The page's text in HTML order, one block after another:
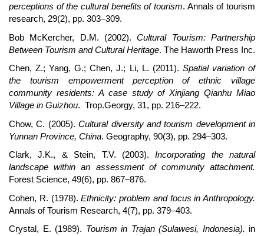
perceptions of the cultural benefits of tourism. Annals of tourism
research, 29(2), pp. 303–309.
Bob McKercher, D.M. (2002).Cultural Tourism: Partnership
Between Tourism and Cultural Heritage. The Haworth Press Inc.
Chen, Z.; Yang, G.; Chen, J.; Li, L. (2011). Spatial variation of
the tourism empowerment perception of ethnic village
community residents: A case study of Xinjiang Qianhu Miao
Village in Guizhou. Trop.Georgy, 31, pp. 216–222.
Chow, C. (2005).Cultural diversity and tourism development in
Yunnan Province, China. Geography, 90(3), pp. 294–303.
Clark, J.K., & Stein, T.V. (2003).Incorporating the natural
landscape within an assessment of community attachment.
Forest Science, 49(6), pp. 867–876.
Cohen, R. (1978).Ethnicity: problem and focus in Anthropology.
Annals of Tourism Research, 4(7), pp. 379–403.
Crystal, E. (1989). Tourism in Trajan (Sulawesi, Indonesia). in